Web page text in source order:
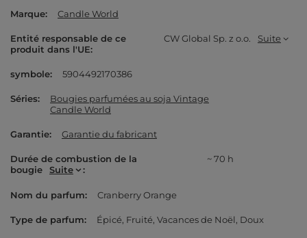
Marque Candle World
Entité responsable de ce
produit dans l'UE
CW Global Sp. z o.o. Suite
symbole 5904492170386
Séries
Bougies parfumées au soja Vintage
Candle World
Garantie Garantie du fabricant
Durée de combustion de la
bougie
Suite
~ 70 h
Nom du parfum Cranberry Orange
Type de parfum Épicé Fruité Vacances de Noël Doux